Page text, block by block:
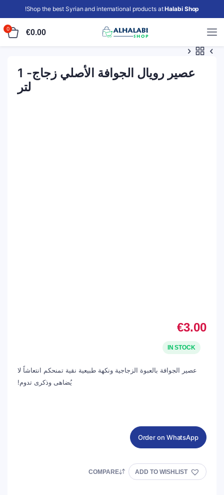
Shop the best Syrian and international products atHalabi Shop
!
€0.00
0
عصير رويال الجوافة الأصلي زجاج- 1
لتر
€3.00
IN STOCK
عصير الجوافة بالعبوة الزجاجية ونكهة طبيعية نقية تمنحكم انتعاشاً لا
يُضاهى وذكرى تدوم!
Order on WhatsApp
ADD TO WISHLIST
COMPARE